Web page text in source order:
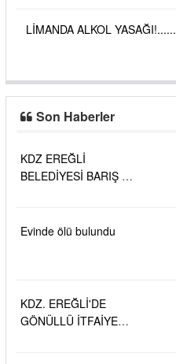
LİMANDA ALKOL YASAĞI!......
Son Haberler
KDZ EREĞLİ
BELEDİYESİ BARIŞ VE
KALİTESİ
Evinde ölü bulundu
KDZ. EREĞLİ'DE
GÖNÜLLÜ İTFAİYECİ